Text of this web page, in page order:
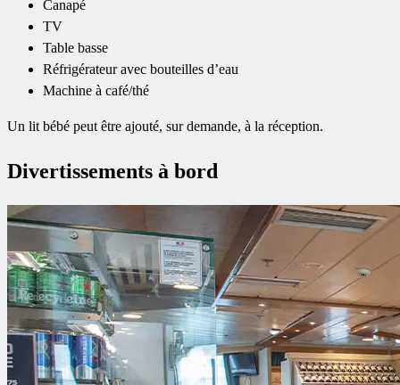
Canapé
TV
Table basse
Réfrigérateur avec bouteilles d’eau
Machine à café/thé
Un lit bébé peut être ajouté, sur demande, à la réception.
Divertissements à bord